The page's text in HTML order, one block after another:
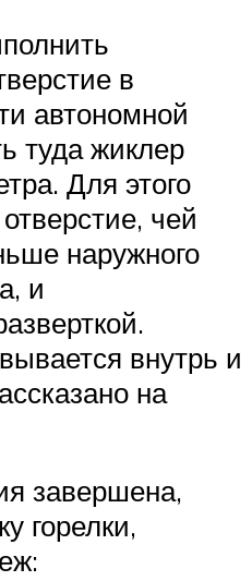
в
автономной
туда жиклер
Для этого
чей
наружного
и
внутрь и
на
завершена,
горелки,